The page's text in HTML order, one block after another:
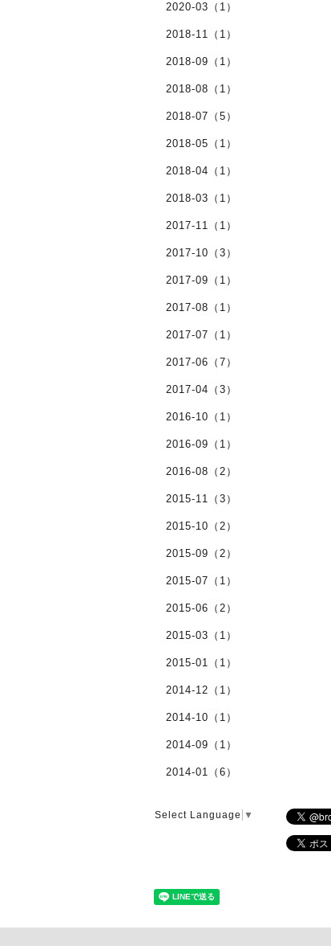
2020-03（1）
2018-11（1）
2018-09（1）
2018-08（1）
2018-07（5）
2018-05（1）
2018-04（1）
2018-03（1）
2017-11（1）
2017-10（3）
2017-09（1）
2017-08（1）
2017-07（1）
2017-06（7）
2017-04（3）
2016-10（1）
2016-09（1）
2016-08（2）
2015-11（3）
2015-10（2）
2015-09（2）
2015-07（1）
2015-06（2）
2015-03（1）
2015-01（1）
2014-12（1）
2014-10（1）
2014-09（1）
2014-01（6）
Select Language ▼